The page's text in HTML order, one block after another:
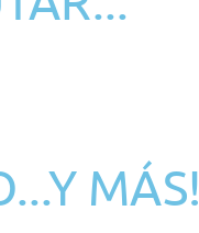
MÁS!